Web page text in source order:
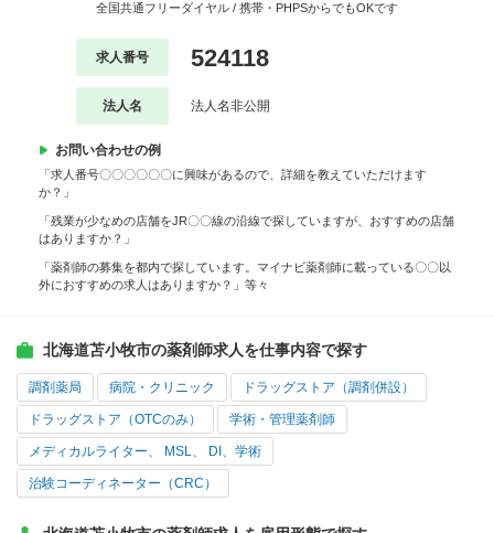
全国共通フリーダイヤル / 携帯・PHPSからでもOKです
求人番号 524118
法人名 法人名非公開
お問い合わせの例
「求人番号〇〇〇〇〇〇に興味があるので、詳細を教えていただけます
か？」
「残業が少なめの店舗をJR〇〇線の沿線で探していますが、おすすめの店舗
はありますか？」
「薬剤師の募集を都内で探しています。マイナビ薬剤師に載っている〇〇以
外におすすめの求人はありますか？」等々
北海道苫小牧市の薬剤師求人を仕事内容で探す
調剤薬局 病院・クリニック ドラッグストア（調剤併設）
ドラッグストア（OTCのみ） 学術・管理薬剤師
メディカルライター、 MSL、 DI、学術
治験コーディネーター（CRC）